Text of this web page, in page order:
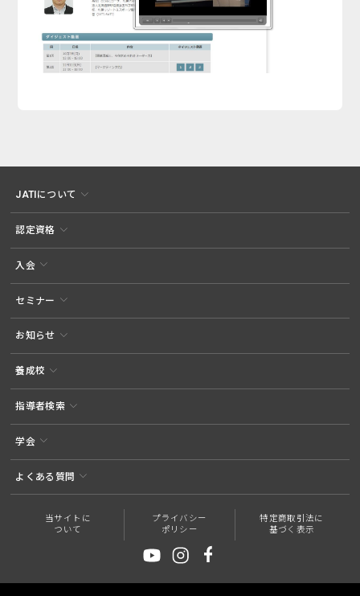
JATIについて
認定資格
入会
セミナー
お知らせ
養成校
指導者検索
学会
よくある質問
当サイトに
ついて
プライバシー
ポリシー
特定商取引法に
基づく表示